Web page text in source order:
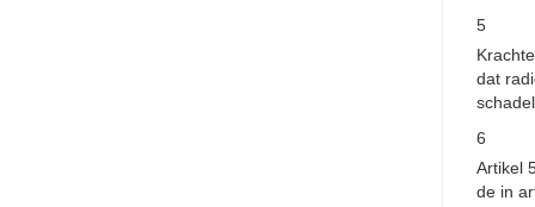
5
dat
6
Artikel
de in